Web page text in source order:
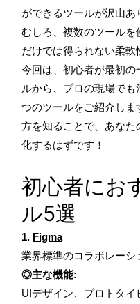
ができるツールが沢山あ
むしろ、複数のツール
だけでは得られない柔軟
今回は、初心者が最初
ルから、プロの現場で
つのツールをご紹介し
方を知ることで、あな
化するはずです！
初心者にお
ル5選
1. Figma
業界標準のコラボレーシ
◎主な機能:
UIデザイン、プロトタ